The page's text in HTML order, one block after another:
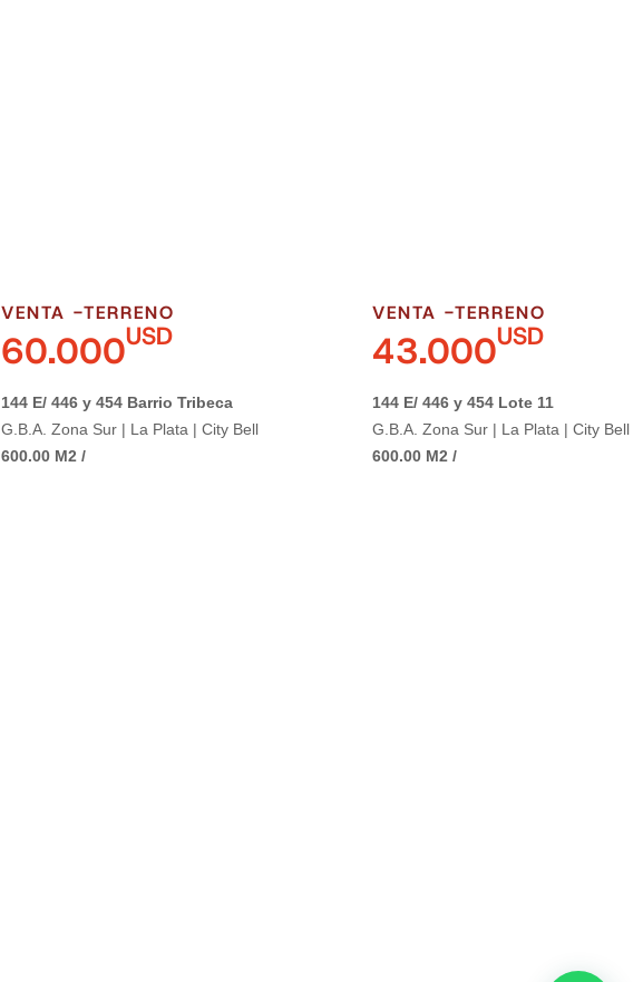
VENTA -TERRENO
60.000USD
144 E/ 446 y 454 Barrio Tribeca
G.B.A. Zona Sur | La Plata | City Bell
600.00 M2 /
VENTA -TERRENO
43.000USD
144 E/ 446 y 454 Lote 11
G.B.A. Zona Sur | La Plata | City Bell
600.00 M2 /